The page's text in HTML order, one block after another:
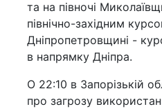
та на півночі
північно-західним
Дніпропетровщині -
в напрямку Дніпра.
О 22:10 в Запорізькій
про загрозу